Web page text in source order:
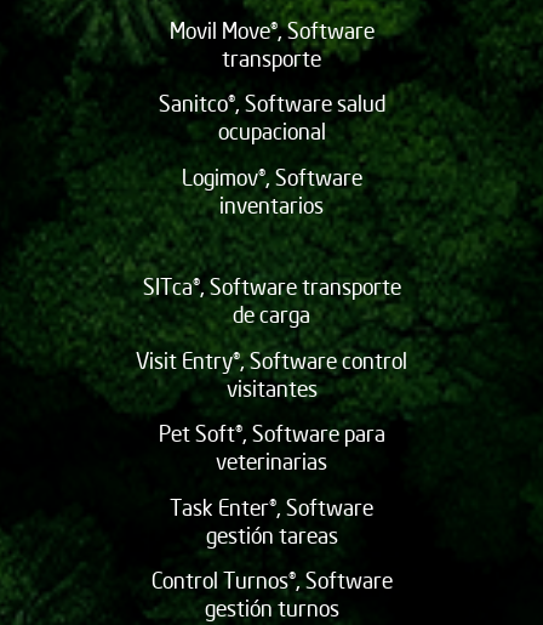
Movil Move®, Software
transporte
Sanitco®, Software salud
ocupacional
Logimov®, Software
inventarios
SITca®, Software transporte
de carga
Visit Entry®, Software control
visitantes
Pet Soft®, Software para
veterinarias
Task Enter®, Software
gestión tareas
Control Turnos®, Software
gestión turnos